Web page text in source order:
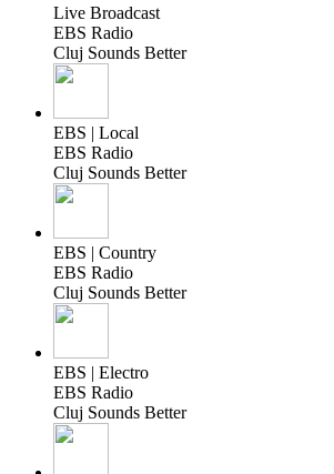
Live Broadcast
EBS Radio
Cluj Sounds Better
EBS | Local
EBS Radio
Cluj Sounds Better
EBS | Country
EBS Radio
Cluj Sounds Better
EBS | Electro
EBS Radio
Cluj Sounds Better